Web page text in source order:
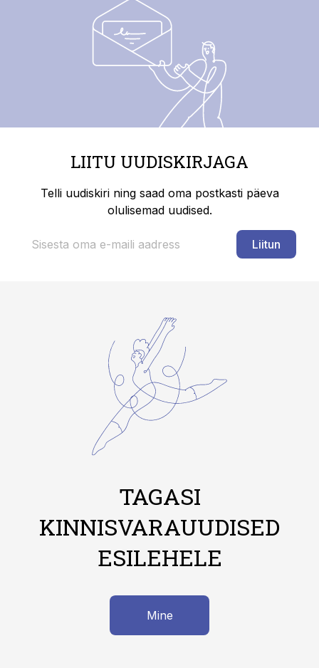
LIITU UUDISKIRJAGA
Telli uudiskiri ning saad oma postkasti päeva
olulisemad uudised.
Liitun
TAGASI
KINNISVARAUUDISED
ESILEHELE
Mine